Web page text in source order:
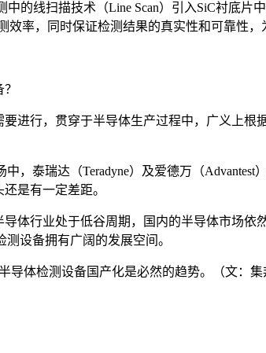
的线扫描技术（Line Scan）引入SiC衬底片
率，同时保证检测结果的真实性和可靠性，
进行，贯穿于半导体生产过程中，广义上根
，泰瑞达（Teradyne）及爱德万（Advantest
是有一定差距。
体行业处于低谷周期，国内的半导体市场
设备拥有广阔的发展空间。
体检测设备国产化是必然的趋势。（文：集